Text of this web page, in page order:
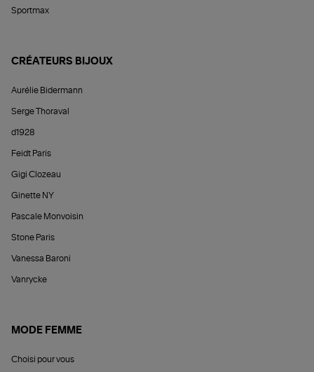
Sportmax
CRÉATEURS BIJOUX
Aurélie Bidermann
Serge Thoraval
d1928
Feidt Paris
Gigi Clozeau
Ginette NY
Pascale Monvoisin
Stone Paris
Vanessa Baroni
Vanrycke
MODE FEMME
Choisi pour vous